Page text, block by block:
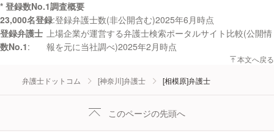
* 登録数No.1調査概要
23,000名登録 登録弁護士数(非公開含む)2025年6月時点
登録弁護士
数No.1
上場企業が運営する弁護士検索ポータルサイト比較(公開情
報を元に当社調べ)2025年2月時点
本文へ戻る
弁護士ドットコム [神奈川]弁護士 [相模原]弁護士
このページの先頭へ